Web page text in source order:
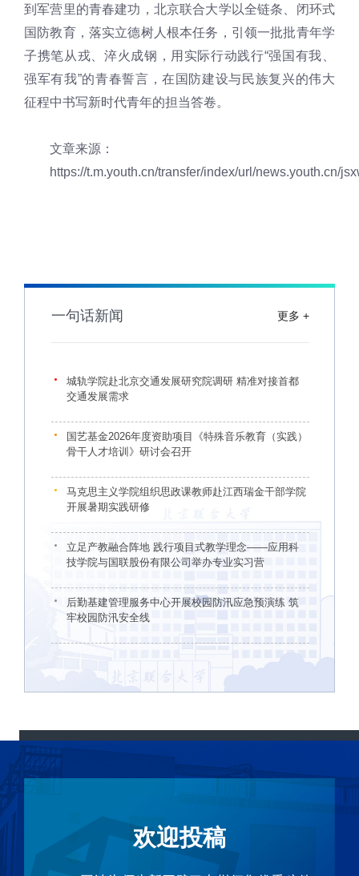
到军营里的青春建功，北京联合大学以全链条、闭环式
国防教育，落实立德树人根本任务，引领一批批青年学
子携笔从戎、淬火成钢，用实际行动践行“强国有我、
强军有我”的青春誓言，在国防建设与民族复兴的伟大
征程中书写新时代青年的担当答卷。
文章来源：
https://t.m.youth.cn/transfer/index/url/news.youth.cn/
一句话新闻 更多 +
城轨学院赴北京交通发展研究院调研 精准对接首都
交通发展需求
国艺基金2026年度资助项目《特殊音乐教育（实践）
骨干人才培训》研讨会召开
马克思主义学院组织思政课教师赴江西瑞金干部学院
开展暑期实践研修
立足产教融合阵地 践行项目式教学理念——应用科
技学院与国联股份有限公司举办专业实习营
后勤基建管理服务中心开展校园防汛应急预演练 筑
牢校园防汛安全线
欢迎投稿